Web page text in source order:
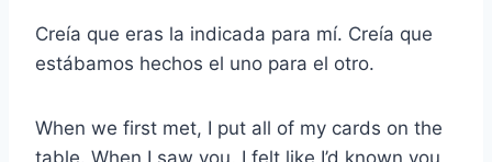
Creía que eras la indicada para mí. Creía que
estábamos hechos el uno para el otro.
When we first met, I put all of my cards on the